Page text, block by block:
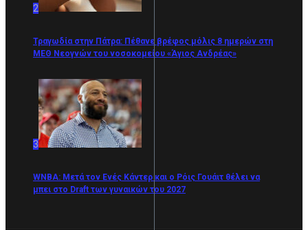
2
Τραγωδία στην Πάτρα: Πέθανε βρέφος μόλις 8 ημερών στη
ΜΕΘ Νεογνών του νοσοκομείου «Άγιος Ανδρέας»
3
WNBA: Μετά τον Ενές Κάντερ και ο Ρόις Γουάιτ θέλει να
μπει στο Draft των γυναικών του 2027